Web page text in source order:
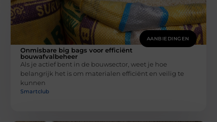
AANBIEDINGEN
Onmisbare big bags voor efficiënt
bouwafvalbeheer
Als je actief bent in de bouwsector, weet je hoe
belangrijk het is om materialen efficiënt en veilig te
kunnen
Smartclub